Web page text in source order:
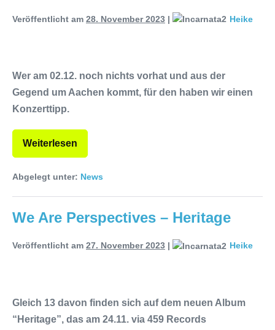
Veröffentlicht am 28. November 2023 | Heike
Wer am 02.12. noch nichts vorhat und aus der
Gegend um Aachen kommt, für den haben wir einen
Konzerttipp.
Weiterlesen
Abgelegt unter: News
We Are Perspectives – Heritage
Veröffentlicht am 27. November 2023 | Heike
Gleich 13 davon finden sich auf dem neuen Album
“Heritage”, das am 24.11. via 459 Records